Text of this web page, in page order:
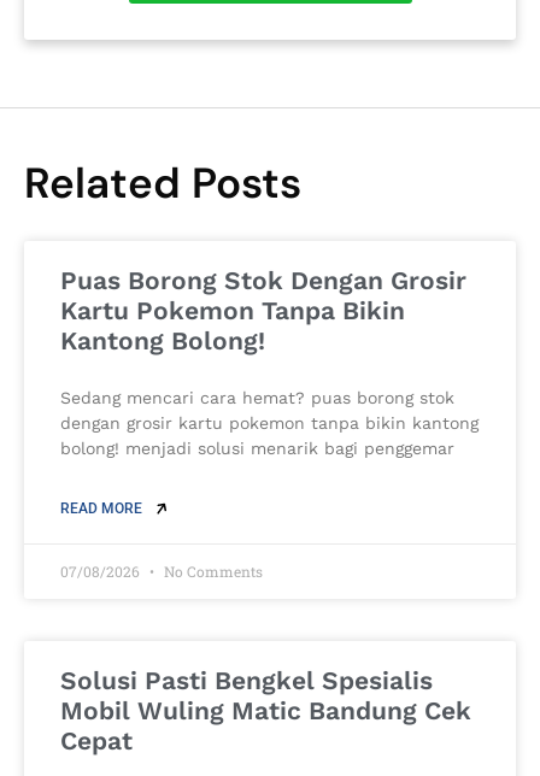
Related Posts
Puas Borong Stok Dengan Grosir
Kartu Pokemon Tanpa Bikin
Kantong Bolong!
Sedang mencari cara hemat? puas borong stok
dengan grosir kartu pokemon tanpa bikin kantong
bolong! menjadi solusi menarik bagi penggemar
READ MORE
07/08/2026 No Comments
Solusi Pasti Bengkel Spesialis
Mobil Wuling Matic Bandung Cek
Cepat